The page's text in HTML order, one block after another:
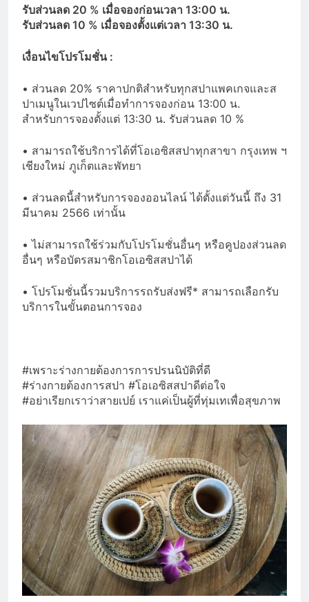
รับส่วนลด 20 % เมื่อจองก่อนเวลา 13:00 น.
รับส่วนลด 10 % เมื่อจองตั้งแต่เวลา 13:30 น.
เงื่อนไขโปรโมชั่น :
• ส่วนลด 20% ราคาปกติสำหรับทุกสปาแพคเกจและส
ปาเมนูในเวปไซต์เมื่อทำการจองก่อน 13:00 น.
สำหรับการจองตั้งแต่ 13:30 น. รับส่วนลด 10 %
• สามารถใช้บริการได้ที่โอเอซิสสปาทุกสาขา กรุงเทพ ฯ
เชียงใหม่ ภูเก็ตและพัทยา
• ส่วนลดนี้สำหรับการจองออนไลน์ ได้ตั้งแต่วันนี้ ถึง 31
มีนาคม 2566 เท่านั้น
• ไม่สามารถใช้ร่วมกับโปรโมชั่นอื่นๆ หรือคูปองส่วนลด
อื่นๆ หรือบัตรสมาชิกโอเอซิสสปาได้
• โปรโมชั่นนี้รวมบริการรถรับส่งฟรี* สามารถเลือกรับ
บริการในขั้นตอนการจอง
#เพราะร่างกายต้องการการปรนนิบัติที่ดี
#ร่างกายต้องการสปา #โอเอซิสสปาดีต่อใจ
#อย่าเรียกเราว่าสายเปย์ เราแค่เป็นผู้ที่ทุ่มเทเพื่อสุขภาพ